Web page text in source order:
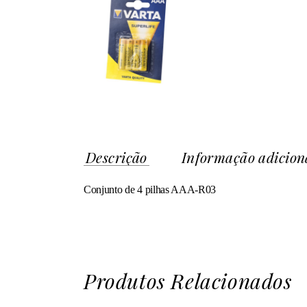
Descrição Informação
Conjunto de 4 pilhas AAA-R03
Produtos Relacionados